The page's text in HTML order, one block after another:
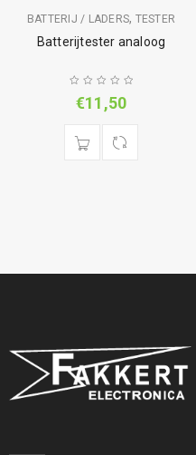
BATTERIJ / LADERS, TESTER
Batterijtester analoog
€11,50